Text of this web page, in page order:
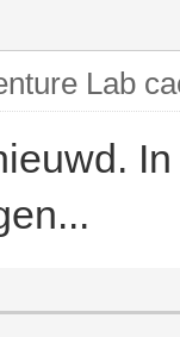
Lab